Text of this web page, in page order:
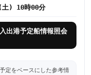
土) 10時00分
出港予定船情報照会
定をベースにした参考情